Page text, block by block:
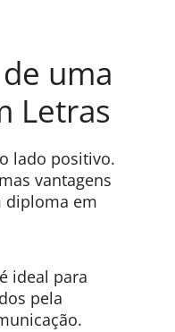
uma
Letras
lado positivo.
vantagens
diploma em
ideal para
pela